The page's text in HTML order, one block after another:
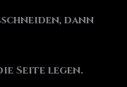
dann
Seite legen.